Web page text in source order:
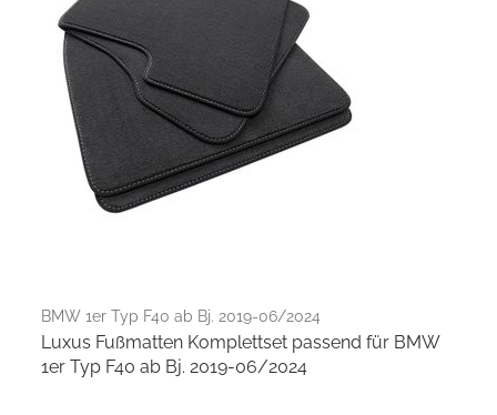
BMW 1er Typ F40 ab Bj. 2019-06/2024
Luxus Fußmatten Komplettset passend für BMW
1er Typ F40 ab Bj. 2019-06/2024